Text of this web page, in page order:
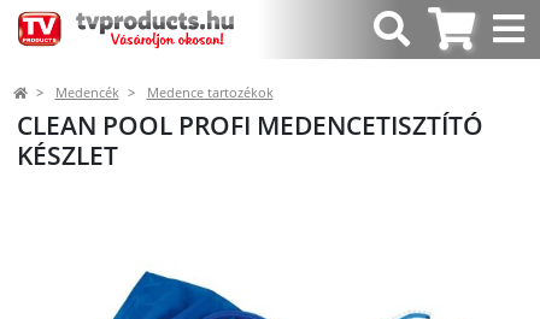
Medencék Medence tartozékok
CLEAN POOL PROFI MEDENCETISZTÍTÓ
KÉSZLET